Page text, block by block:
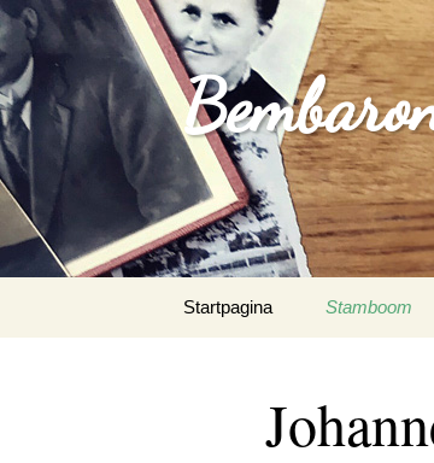
naar
Startpagina Stamboom